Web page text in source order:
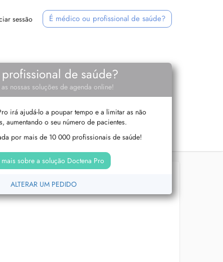
sessão É médico ou profissional de saúde?
profissional de saúde?
nossas soluções de agenda online!
irá ajudá-lo a poupar tempo e a limitar as não
aumentando o seu número de pacientes.
por mais de 10 000 profissionais de saúde!
sobre a solução Doctena Pro
ALTERAR UM PEDIDO